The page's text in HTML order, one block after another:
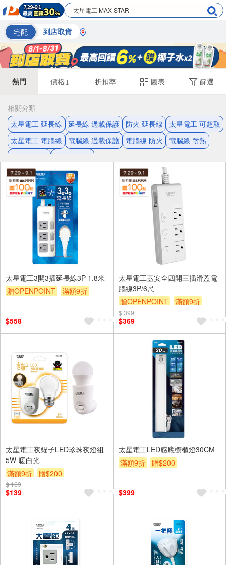
宅配 到店取貨
熱門 價格↓ 折扣率 圖表 篩選
相關分類
太星電工 延長線
延長線 過載保護 防火 延長線
太星電工 可超取
太星電工 電腦線
電腦線 過載保護 電腦線 防火
電腦線 耐熱
太星電工3開3插延長線3P 1.8米
贈OPENPOINT
滿額9折
$558
太星電工蓋安全四開三插滑蓋電
腦線3P/6尺
贈OPENPOINT
滿額9折
贈$200
$ 399
$369
太星電工夜貓子LED珍珠夜燈組
5W-暖白光
滿額9折
贈$200
$ 169
$139
太星電工LED感應櫥櫃燈30CM
滿額9折
贈$200
$399